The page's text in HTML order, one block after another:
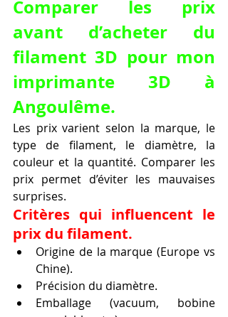
Comparer les prix
avant d’acheter du
filament 3D pour mon
imprimante 3D à
Angoulême.
Les prix varient selon la marque, le
type de filament, le diamètre, la
couleur et la quantité. Comparer les
prix permet d’éviter les mauvaises
surprises.
Critères qui influencent le
prix du filament.
Origine de la marque (Europe vs
Chine).
Précision du diamètre.
Emballage (vacuum, bobine